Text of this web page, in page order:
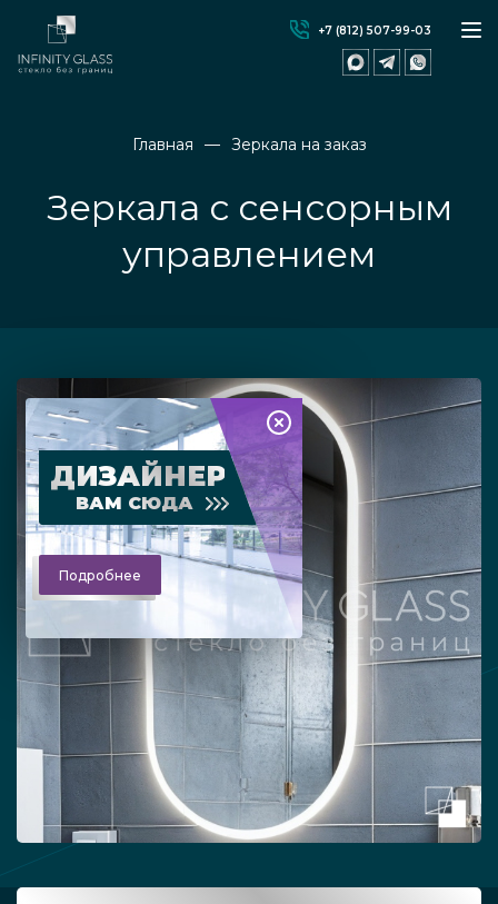
+7 (812) 507-99-03
Главная Зеркала на заказ
Зеркала с сенсорным
управлением
ДИЗАЙНЕР
ВАМ СЮДА
Подробнее